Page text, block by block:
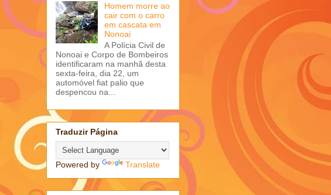
Homem morre ao
cair com o carro
em cascata em
Nonoai
A Polícia Civil de
Nonoai e Corpo de Bombeiros
identificaram na manhã desta
sexta-feira, dia 22, um
automóvel fiat palio que
despencou na...
Traduzir Página
Powered by Translate